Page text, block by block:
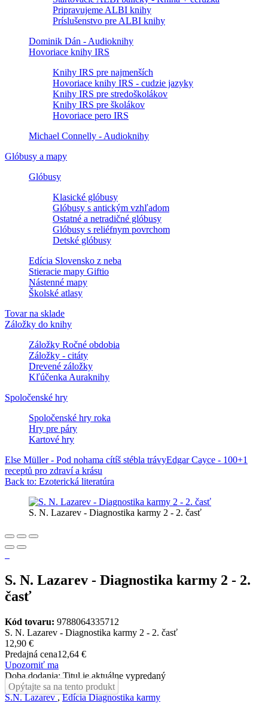
Pripravujeme ALBI knihy
Príslušenstvo pre ALBI knihy
Dominik Dán - Audioknihy
Hovoriace knihy IRS
Knihy IRS pre najmenších
Hovoriace knihy IRS - cudzie jazyky
Knihy IRS pre stredoškolákov
Knihy IRS pre školákov
Hovoriace pero IRS
Michael Connelly - Audioknihy
Glóbusy a mapy
Glóbusy
Klasické glóbusy
Glóbusy s antickým vzhľadom
Ostatné a netradičné glóbusy
Glóbusy s reliéfnym povrchom
Detské glóbusy
Edícia Slovensko z neba
Stieracie mapy Giftio
Nástenné mapy
Školské atlasy
Tovar na sklade
Záložky do knihy
Záložky Ročné obdobia
Záložky - citáty
Drevené záložky
Kľúčenka Auraknihy
Spoločenské hry
Spoločenské hry roka
Hry pre páry
Kartové hry
Else Müller - Pod nohama cítíš stébla trávyEdgar Cayce - 100+1
receptů pro zdraví a krásu
Back to: Ezoterická literatúra
S. N. Lazarev - Diagnostika karmy 2 - 2. časť
S. N. Lazarev - Diagnostika karmy 2 - 2.
časť
Kód tovaru: 9788064335712
S. N. Lazarev - Diagnostika karmy 2 - 2. časť
12,90 €
Predajná cena12,64 €
Upozorniť ma
Doba dodania: Titul je aktuálne vypredaný
Opýtajte sa na tento produkt
S.N. Lazarev,Edícia Diagnostika karmy